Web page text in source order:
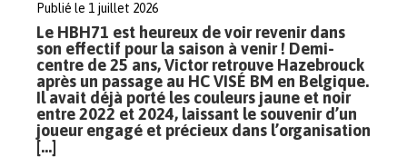
Publié le 1 juillet 2026
Le HBH71 est heureux de voir revenir dans
son effectif pour la saison à venir ! Demi-
centre de 25 ans, Victor retrouve Hazebrouck
après un passage au HC VISÉ BM en Belgique.
Il avait déjà porté les couleurs jaune et noir
entre 2022 et 2024, laissant le souvenir d’un
joueur engagé et précieux dans l’organisation
[…]